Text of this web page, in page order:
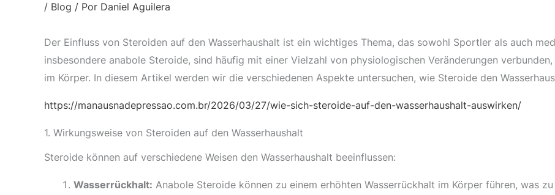
/ Blog / Por Daniel Aguilera
Der Einfluss von Steroiden auf den Wasserhaushalt ist ein wichtiges Thema, das sowohl Sportler als auch
insbesondere anabole Steroide, sind häufig mit einer Vielzahl von physiologischen Veränderungen
im Körper. In diesem Artikel werden wir die verschiedenen Aspekte untersuchen, wie Steroide den
https://manausnadepressao.com.br/2026/03/27/wie-sich-steroide-auf-den-wasserhaushalt-auswirken/
1. Wirkungsweise von Steroiden auf den Wasserhaushalt
Steroide können auf verschiedene Weisen den Wasserhaushalt beeinflussen:
Wasserrückhalt: Anabole Steroide können zu einem erhöhten Wasserrückhalt im Körper führen, was